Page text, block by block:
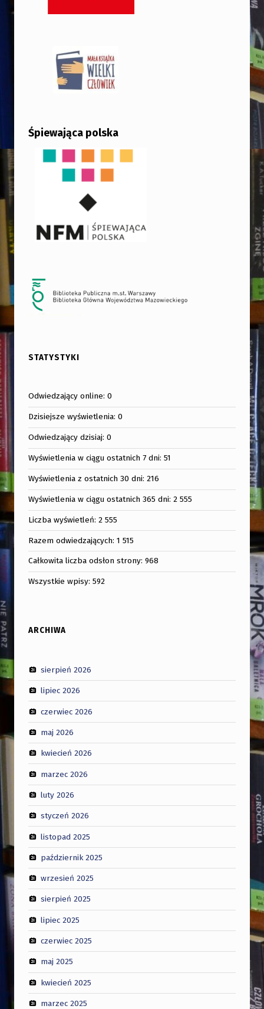
Śpiewająca polska
STATYSTYKI
Odwiedzający online:0
Dzisiejsze wyświetlenia:0
Odwiedzający dzisiaj:0
Wyświetlenia w ciągu ostatnich 7 dni:51
Wyświetlenia z ostatnich 30 dni:216
Wyświetlenia w ciągu ostatnich 365 dni:2 555
Liczba wyświetleń:2 555
Razem odwiedzających:1 515
Całkowita liczba odsłon strony:968
Wszystkie wpisy:592
ARCHIWA
sierpień 2026
lipiec 2026
czerwiec 2026
maj 2026
kwiecień 2026
marzec 2026
luty 2026
styczeń 2026
listopad 2025
październik 2025
wrzesień 2025
sierpień 2025
lipiec 2025
czerwiec 2025
maj 2025
kwiecień 2025
marzec 2025